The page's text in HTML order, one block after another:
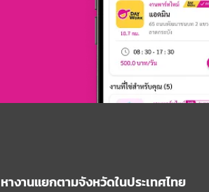
หางานแยกตามจังหวัดในประเทศไทย